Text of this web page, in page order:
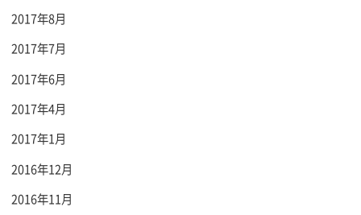
2017年8月
2017年7月
2017年6月
2017年4月
2017年1月
2016年12月
2016年11月